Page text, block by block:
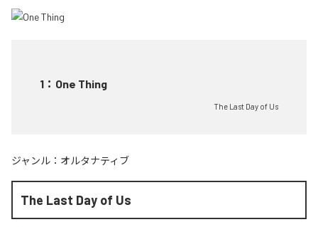
1 ： One Thing
The Last Day of Us
ジャンル： オルタナティブ
The Last Day of Us